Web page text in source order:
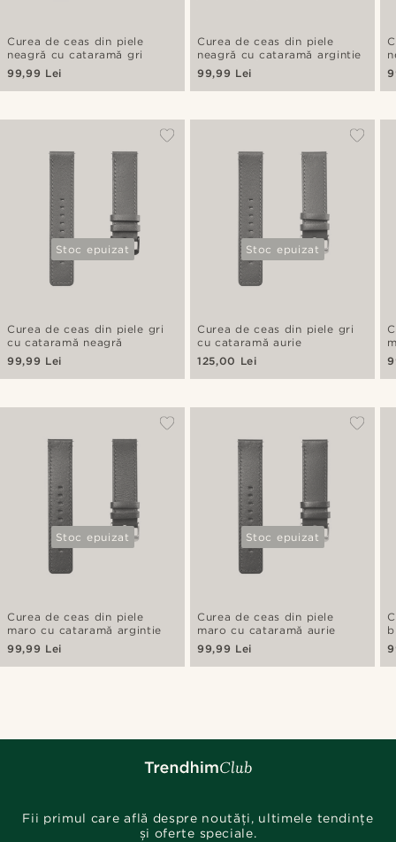
Curea de ceas din piele
neagră cu cataramă gri
99,99 Lei
Curea de ceas din piele
neagră cu cataramă argintie
99,99 Lei
Stoc epuizat
Curea de ceas din piele gri
cu cataramă neagră
99,99 Lei
Stoc epuizat
Curea de ceas din piele gri
cu cataramă aurie
125,00 Lei
Stoc epuizat
Curea de ceas din piele
maro cu cataramă argintie
99,99 Lei
Stoc epuizat
Curea de ceas din piele
maro cu cataramă aurie
99,99 Lei
Fii primul care află despre noutăți, ultimele tendințe
și oferte speciale.